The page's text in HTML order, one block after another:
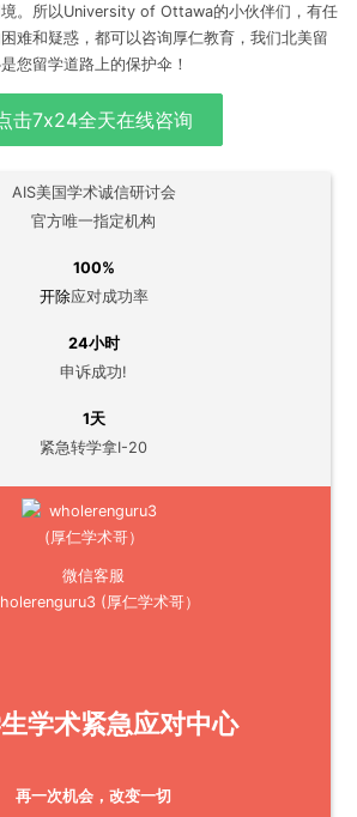
。所以University of Ottawa的小伙伴们，有任
难和疑惑，都可以咨询厚仁教育，我们北美留
您留学道路上的保护伞！
击7x24全天在线咨询
AIS美国学术诚信研讨会
官方唯一指定机构
100%
开除应对成功率
24小时
申诉成功!
1天
紧急转学拿I-20
微信客服
(厚仁学术哥）
学术紧急应对中心
再一次机会，改变一切